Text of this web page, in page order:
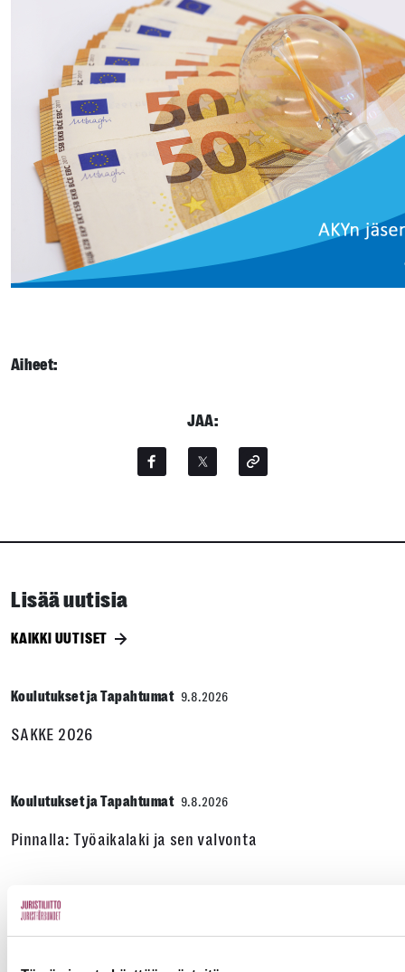
Aiheet:
JAA:
Lisää uutisia
KAIKKI UUTISET
Koulutukset ja Tapahtumat 9.8.2026
SAKKE 2026
Koulutukset ja Tapahtumat 9.8.2026
Pinnalla: Työaikalaki ja sen valvonta
Koulutukset ja Tapahtumat